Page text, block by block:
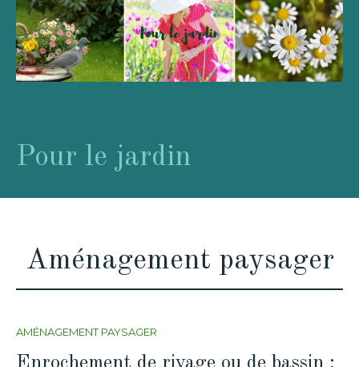
Pour le jardin
Aménagement paysager
AMÉNAGEMENT PAYSAGER